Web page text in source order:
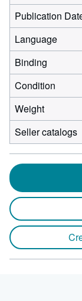
Publication
Language
Binding
Condition
Weight
Seller catalogs